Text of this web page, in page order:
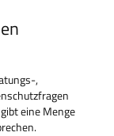
,
eine Menge